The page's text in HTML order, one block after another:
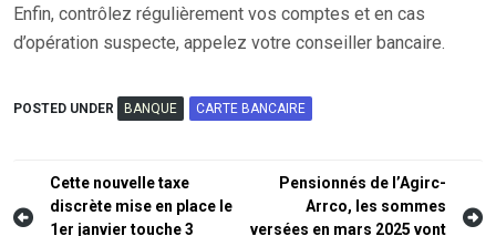
Enfin, contrôlez régulièrement vos comptes et en cas
d’opération suspecte, appelez votre conseiller bancaire.
POSTED UNDER BANQUE CARTE BANCAIRE
Navigation
de
Cette nouvelle taxe
discrète mise en place le
1er janvier touche 3
Pensionnés de l’Agirc-
Arrco, les sommes
versées en mars 2025 vont